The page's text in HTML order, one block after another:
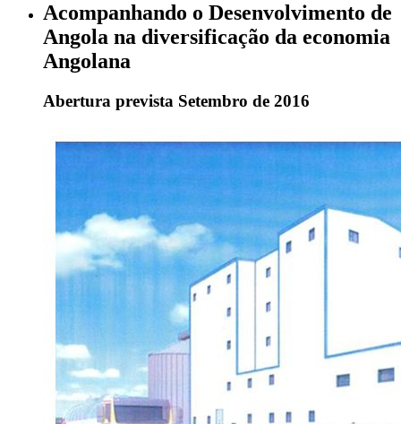
Acompanhando o Desenvolvimento de
Angola na diversificação da economia
Angolana
Abertura prevista Setembro de 2016